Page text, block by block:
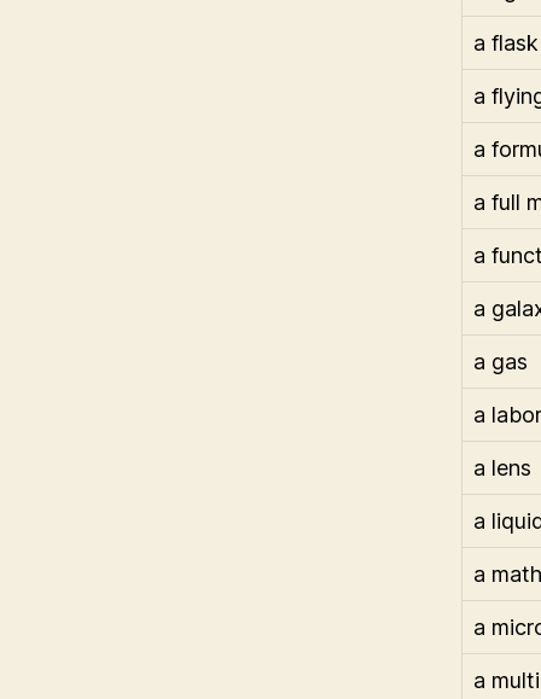
a flask
a
a
a full
a
a
a gas
a
a lens
a
a
a
a